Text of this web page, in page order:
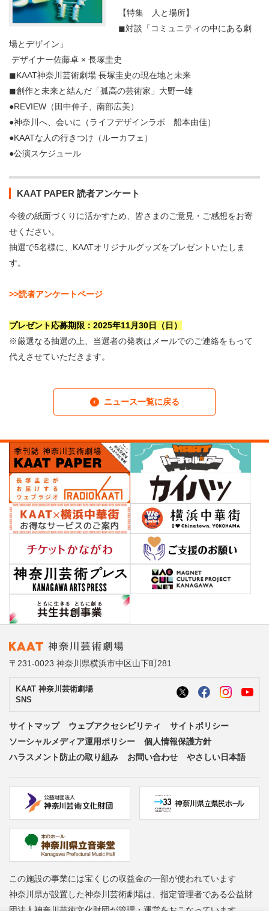
・ レストラン/カフェ
【特集 人と場所】
◼︎対談「コミュニティの中にある劇
場とデザイン」
デザイナー佐藤卓 × 長塚圭史
◼︎KAAT神奈川芸術劇場 長塚圭史の現在地と未来
◼︎創作と未来と結んだ「孤高の芸術家」大野一雄
●REVIEW（田中伸子、南部広美）
●神奈川へ、会いに（ライフデザインラボ 船本由佳）
●KAATな人の行きつけ（ルーカフェ）
●公演スケジュール
KAAT PAPER 読者アンケート
今後の紙面づくりに活かすため、皆さまのご意見・ご感想をお寄
せください。
抽選で5名様に、KAATオリジナルグッズをプレゼントいたしま
す。
>>読者アンケートページ
プレゼント応募期限：2025年11月30日（日）
※厳選なる抽選の上、当選者の発表はメールでのご連絡をもって
代えさせていただきます。
ニュース一覧に戻る
〒231-0023 神奈川県横浜市中区山下町281
KAAT 神奈川芸術劇場
SNS
サイトマップ ウェブアクセシビリティ
サイトポリシー
ソーシャルメディア運用ポリシー
個人情報保護方針
ハラスメント防止の取り組み
お問い合わせ やさしい日本語
この施設の事業には宝くじの収益金の一部が使われています
神奈川県が設置した神奈川芸術劇場は、指定管理者である公益財